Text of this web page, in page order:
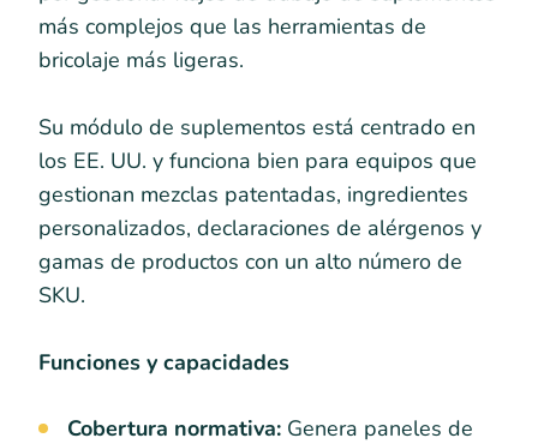
más complejos que las herramientas de
bricolaje más ligeras.
Su módulo de suplementos está centrado en
los EE. UU. y funciona bien para equipos que
gestionan mezclas patentadas, ingredientes
personalizados, declaraciones de alérgenos y
gamas de productos con un alto número de
SKU.
Funciones y capacidades
Cobertura normativa: Genera paneles de